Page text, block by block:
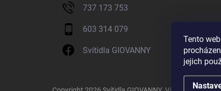
Tento
jejich
737 173 753
603 314 079
Svítidla GIOVANNY